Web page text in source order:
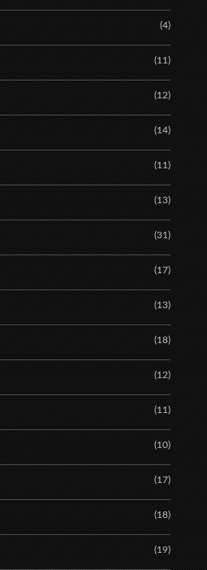
(4)
(11)
(12)
(14)
(11)
(13)
(31)
(17)
(13)
(18)
(12)
(11)
(10)
(17)
(18)
(19)